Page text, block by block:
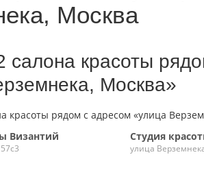
Москва
салона красоты
Москва»
Византий Студия
улица